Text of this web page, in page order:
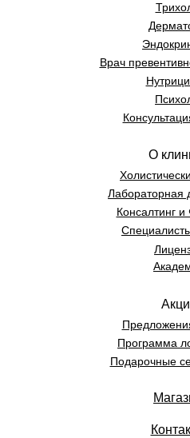
О
Врач
Лабораторная
Консалтинг и
Программа
Подарочные